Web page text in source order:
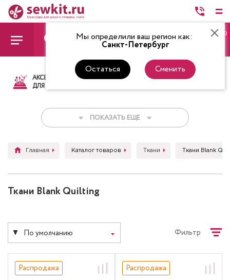
Мы определили ваш регион как:
Санкт-Петербург
Остаться Сменить
0
АКСЕССУАРЫ
ДЛЯ ШИТЬЯ
ТКАНИ НИТКИ
ПОКАЗАТЬ ЕЩЕ
Главная Каталог товаров Ткани Ткани Blank
Ткани Blank Quilting
По умолчанию Фильтр
Распродажа Распродажа